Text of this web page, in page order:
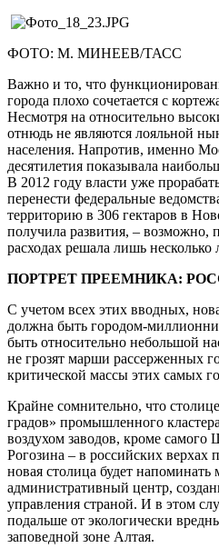
ФОТО: М. МИНЕЕВ/ТАСС
Важно и то, что
города плохо сочетается с
Несмотря на относительно
отнюдь не являются лояльной
населения. Напротив, именно
десятилетия показывала
В 2012 году власти уже
перенести федеральные
территорию в 306 гектаров в
получила развития, – возможно,
расходах решала лишь
ПОРТРЕТ ПРЕЕМНИКА:
С учетом всех этих вводных,
должна быть городом-
быть относительно небольшой
не грозят марши рассерженных
критической массы этих самых
Крайне сомнительно, что
градов» промышленного
воздухом заводов, кроме
Рогозина – в российских верхах
новая столица будет
административный центр,
управления страной. И в этом
подальше от экологически
заповедной зоне Алтая.